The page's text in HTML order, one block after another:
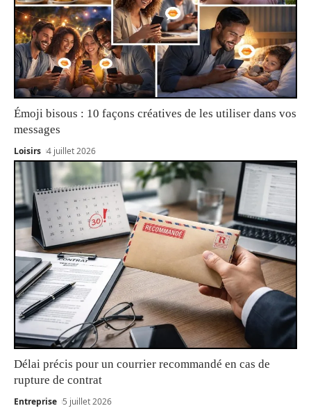
Émoji bisous : 10 façons créatives de les utiliser dans vos
messages
Loisirs 4 juillet 2026
Délai précis pour un courrier recommandé en cas de
rupture de contrat
Entreprise 5 juillet 2026